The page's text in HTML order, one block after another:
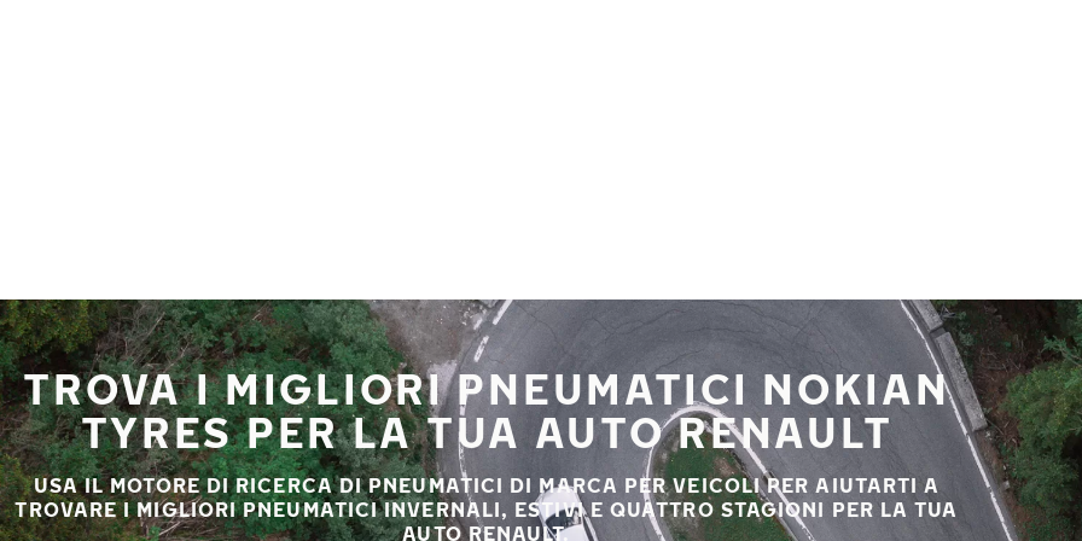
TROVA I MIGLIORI PNEUMATICI NOKIAN
TYRES PER LA TUA AUTO RENAULT
USA IL MOTORE DI RICERCA DI PNEUMATICI DI MARCA PER VEICOLI PER AIUTARTI A
TROVARE I MIGLIORI PNEUMATICI INVERNALI, ESTIVI E QUATTRO STAGIONI PER LA TUA
AUTO RENAULT.